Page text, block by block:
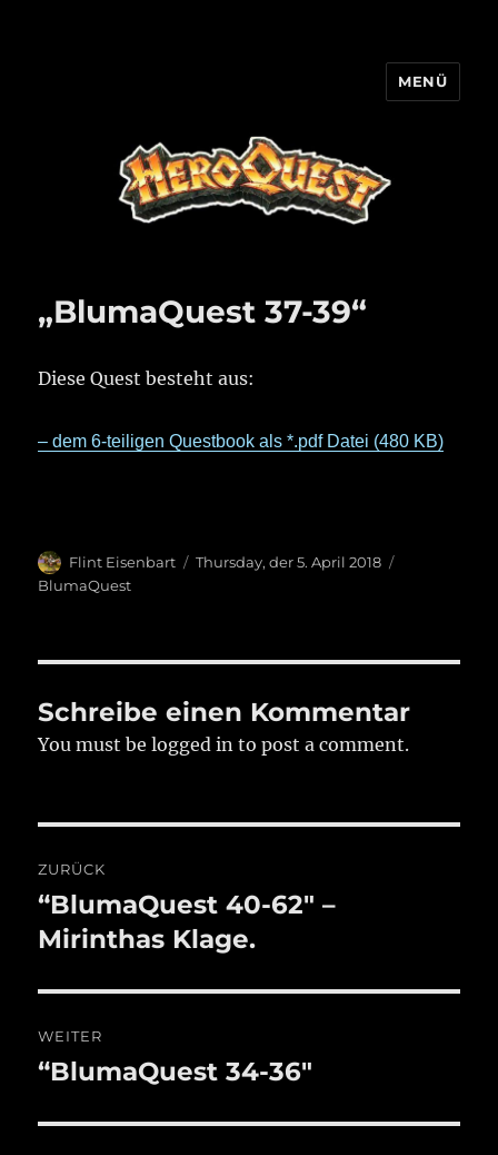
MENÜ
„BlumaQuest 37-39“
Diese Quest besteht aus:
– dem 6-teiligen Questbook als *.pdf Datei (480 KB)
Autor
Flint Eisenbart
Veröffentlicht
Thursday, der 5. April 2018
BlumaQuest
Schreibe einen Kommentar
You must be logged in to post a comment.
ZURÜCK
Vorheriger
Beitrag:
“BlumaQuest 40-62″ –
Mirinthas Klage.
WEITER
Nächster
“BlumaQuest 34-36″